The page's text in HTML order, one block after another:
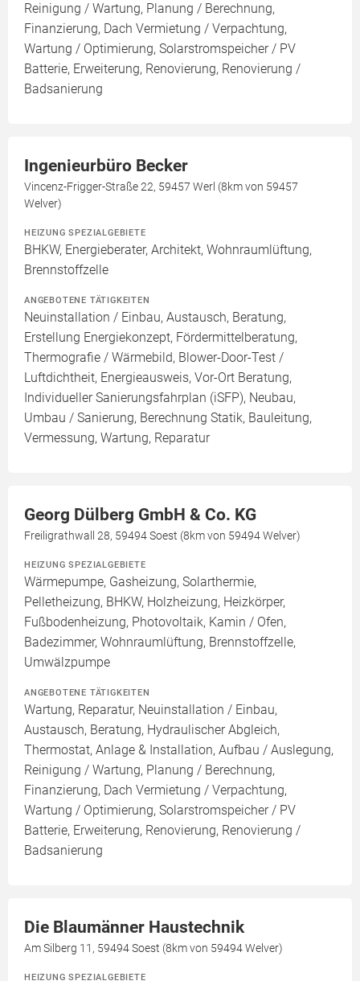
Reinigung / Wartung, Planung / Berechnung,
Finanzierung, Dach Vermietung / Verpachtung,
Wartung / Optimierung, Solarstromspeicher / PV
Batterie, Erweiterung, Renovierung, Renovierung /
Badsanierung
Ingenieurbüro Becker
Vincenz-Frigger-Straße 22, 59457 Werl (8km von 59457
Welver)
HEIZUNG SPEZIALGEBIETE
BHKW, Energieberater, Architekt, Wohnraumlüftung,
Brennstoffzelle
ANGEBOTENE TÄTIGKEITEN
Neuinstallation / Einbau, Austausch, Beratung,
Erstellung Energiekonzept, Fördermittelberatung,
Thermografie / Wärmebild, Blower-Door-Test /
Luftdichtheit, Energieausweis, Vor-Ort Beratung,
Individueller Sanierungsfahrplan (iSFP), Neubau,
Umbau / Sanierung, Berechnung Statik, Bauleitung,
Vermessung, Wartung, Reparatur
Georg Dülberg GmbH & Co. KG
Freiligrathwall 28, 59494 Soest (8km von 59494 Welver)
HEIZUNG SPEZIALGEBIETE
Wärmepumpe, Gasheizung, Solarthermie,
Pelletheizung, BHKW, Holzheizung, Heizkörper,
Fußbodenheizung, Photovoltaik, Kamin / Ofen,
Badezimmer, Wohnraumlüftung, Brennstoffzelle,
Umwälzpumpe
ANGEBOTENE TÄTIGKEITEN
Wartung, Reparatur, Neuinstallation / Einbau,
Austausch, Beratung, Hydraulischer Abgleich,
Thermostat, Anlage & Installation, Aufbau / Auslegung,
Reinigung / Wartung, Planung / Berechnung,
Finanzierung, Dach Vermietung / Verpachtung,
Wartung / Optimierung, Solarstromspeicher / PV
Batterie, Erweiterung, Renovierung, Renovierung /
Badsanierung
Die Blaumänner Haustechnik
Am Silberg 11, 59494 Soest (8km von 59494 Welver)
HEIZUNG SPEZIALGEBIETE